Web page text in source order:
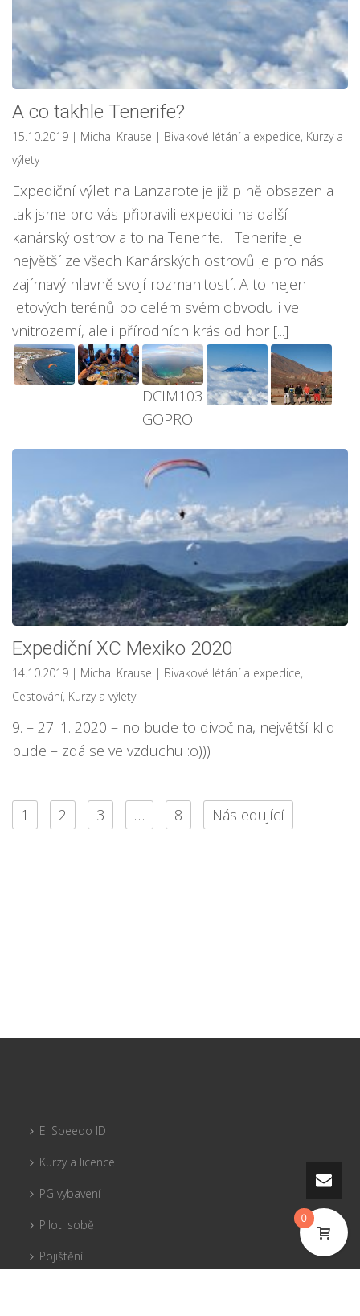
A co takhle Tenerife?
15.10.2019 | Michal Krause | Bivakové létání a expedice, Kurzy a
výlety
Expediční výlet na Lanzarote je již plně obsazen a
tak jsme pro vás připravili expedici na další
kanárský ostrov a to na Tenerife. Tenerife je
největší ze všech Kanárských ostrovů je pro nás
zajímavý hlavně svojí rozmanitostí. A to nejen
letových terénů po celém svém obvodu i ve
vnitrozemí, ale i přírodních krás od hor [...]
DCIM103
GOPRO
Expediční XC Mexiko 2020
14.10.2019 | Michal Krause | Bivakové létání a expedice,
Cestování, Kurzy a výlety
9. – 27. 1. 2020 – no bude to divočina, největší klid
bude – zdá se ve vzduchu :o)))
1 2 3 … 8 Následující
El Speedo ID
Kurzy a licence
PG vybavení
Piloti sobě
Pojištění
0